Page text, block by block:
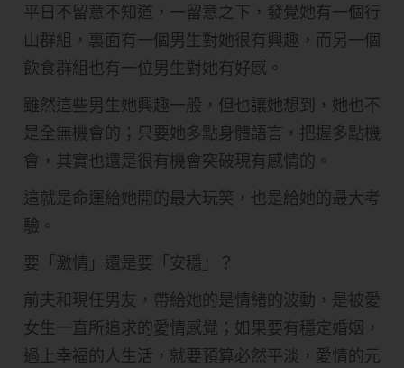
平日不留意不知道，一留意之下，發覺她有一個行
山群組，裏面有一個男生對她很有興趣，而另一個
飲食群組也有一位男生對她有好感。
雖然這些男生她興趣一般，但也讓她想到，她也不
是全無機會的；只要她多點身體語言，把握多點機
會，其實也還是很有機會突破現有感情的。
這就是命運給她開的最大玩笑，也是給她的最大考
驗。
要「激情」還是要「安穩」？
前夫和現任男友，帶給她的是情緒的波動，是被愛
女生一直所追求的愛情感覺；如果要有穩定婚姻，
過上幸福的人生活，就要預算必然平淡，愛情的元